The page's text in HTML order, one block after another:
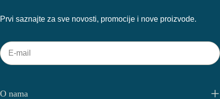
Prvi saznajte za sve novosti, promocije i nove proizvode.
E-
mail
O nama